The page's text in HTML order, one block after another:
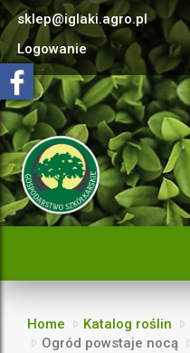
sklep@iglaki.agro.pl
Logowanie
Home Katalog roślin
Ogród powstaje nocą